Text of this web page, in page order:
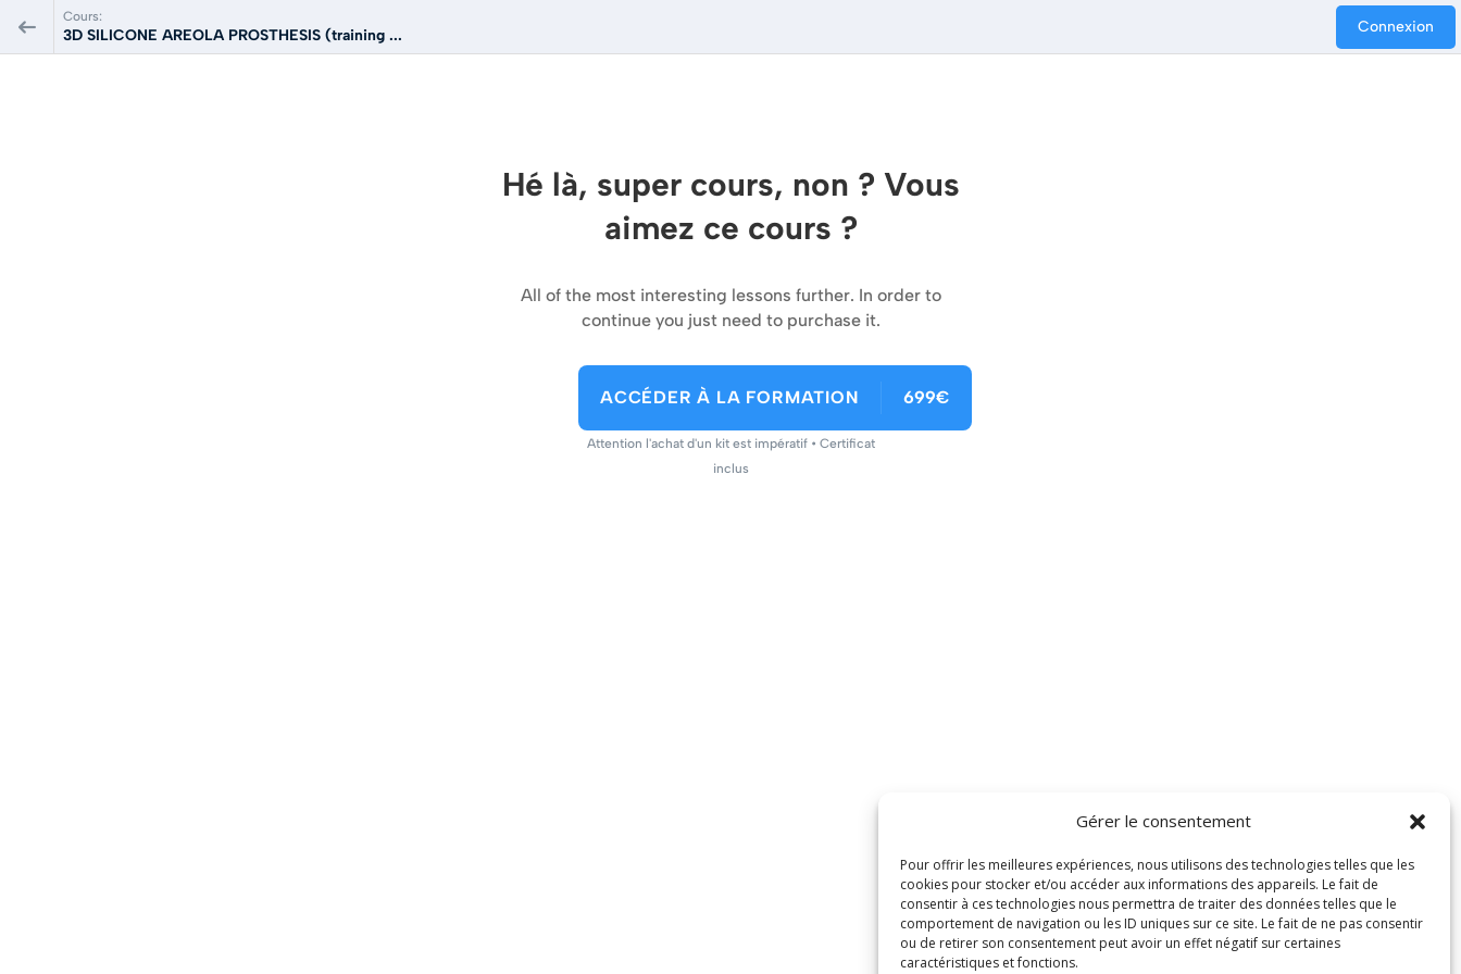
Gérer le consentement
Pour offrir les meilleures expériences, nous utilisons des technologies telles que les
cookies pour stocker et/ou accéder aux informations des appareils. Le fait de
consentir à ces technologies nous permettra de traiter des données telles que le
comportement de navigation ou les ID uniques sur ce site. Le fait de ne pas consentir
ou de retirer son consentement peut avoir un effet négatif sur certaines
caractéristiques et fonctions.
Cours:
3D SILICONE AREOLA PROSTHESIS (training ... Connexion
Hé là, super cours, non ? Vous
aimez ce cours ?
All of the most interesting lessons further. In order to
continue you just need to purchase it.
ACCÉDER À LA FORMATION 699€
Attention l'achat d'un kit est impératif • Certificat
inclus